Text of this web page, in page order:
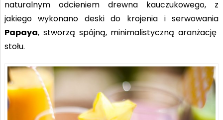
naturalnym odcieniem drewna kauczukowego, z
jakiego wykonano deski do krojenia i serwowania
Papaya, stworzą spójną, minimalistyczną aranżację
stołu.